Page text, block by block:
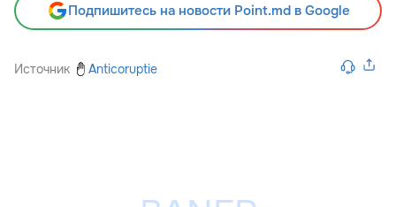
Подпишитесь на новости Point.md в Google
Источник Anticoruptie